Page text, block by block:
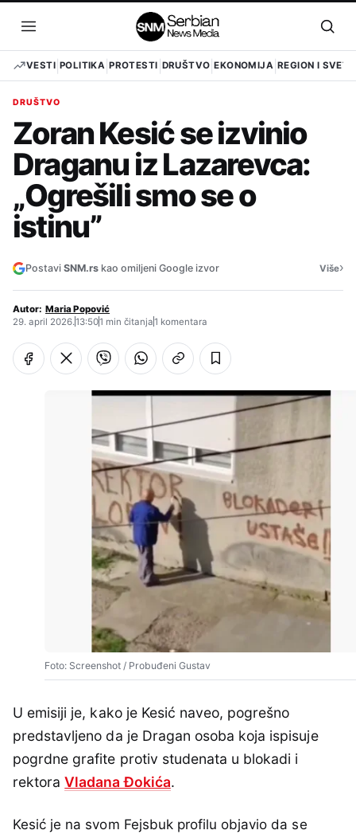
sadržaj
Otvori
meni
VESTI POLITIKA PROTESTI DRUŠTVO EKONOMIJA REGION I SVET
DRUŠTVO
Zoran Kesić se izvinio
Draganu iz Lazarevca:
„Ogrešili smo se o
istinu”
Postavi SNM.rs kao omiljeni Google izvor Više›
Autor: Maria Popović
29. april 2026.13:501 min čitanja1 komentara
Foto: Screenshot / Probuđeni Gustav
U emisiji je, kako je Kesić naveo, pogrešno
predstavljeno da je Dragan osoba koja ispisuje
pogrdne grafite protiv studenata u blokadi i
rektoraVladana Đokića.
Kesić je na svom Fejsbuk profilu objavio da se